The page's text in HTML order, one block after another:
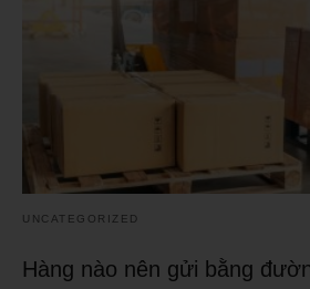
UNCATEGORIZED
Hàng nào nên gửi bằng